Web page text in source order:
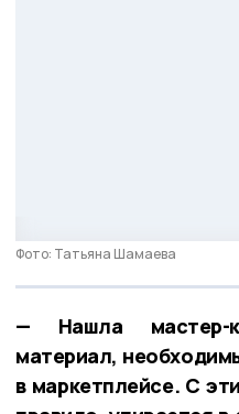
Фото: Татьяна Шамаева
— Нашла мастер-
материал,
в маркетплейсе. С